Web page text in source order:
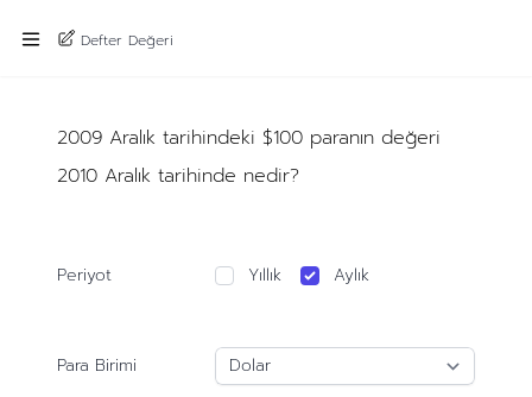
Defter Değeri
2009 Aralık tarihindeki $100 paranın değeri
2010 Aralık tarihinde nedir?
Periyot Yıllık Aylık
Para Birimi